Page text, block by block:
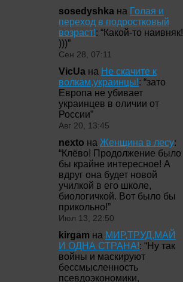
sosedyshka на Голая и
переход в подростковый
возраст!: “Какой-то наивняк!
)))”
Сен 28, 07:11
VicUa на Не скачите к
волкам,украинцы!: “зато
Европа не убивает
украинцев в оличии от
России”
Авг 20, 13:45
nexto на Женщина в лесу:
“Клёво! Продолжение было
бы крайне интересное! А
вдруг она будет новой
училкой в его школе,
биологичкой. Вот было бы
прикольно!”
Июл 13, 22:50
kirgam на МИР,ТРУД,МАЙ
И ОДНА СТРАНА!: “Ну так
войны и маскируют
бессмысленность
псевдоэкономики,